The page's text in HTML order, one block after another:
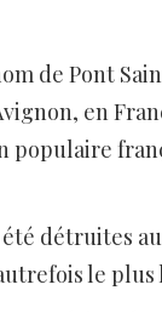
de Pont
en
populaire
détruites
le plus